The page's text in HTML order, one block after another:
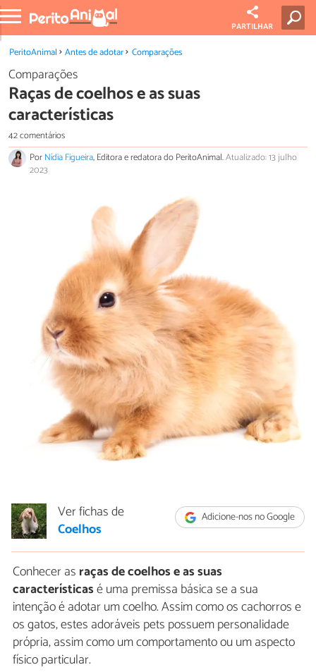
PARTILHAR
PeritoAnimal Antes de adotar Comparações
Comparações
Raças de coelhos e as suas
características
42 comentários
PorNídia Figueira, Editora e redatora do PeritoAnimal.Atualizado: 13 julho
2023
Adicione-nos no Google
Ver fichas de
Coelhos
Conhecer as raças de coelhos e as suas
característicasé uma premissa básica se a sua
intenção é adotar um coelho. Assim como os cachorros e
os gatos, estes adoráveis pets possuem personalidade
própria, assim como um comportamento ou um aspecto
físico particular.